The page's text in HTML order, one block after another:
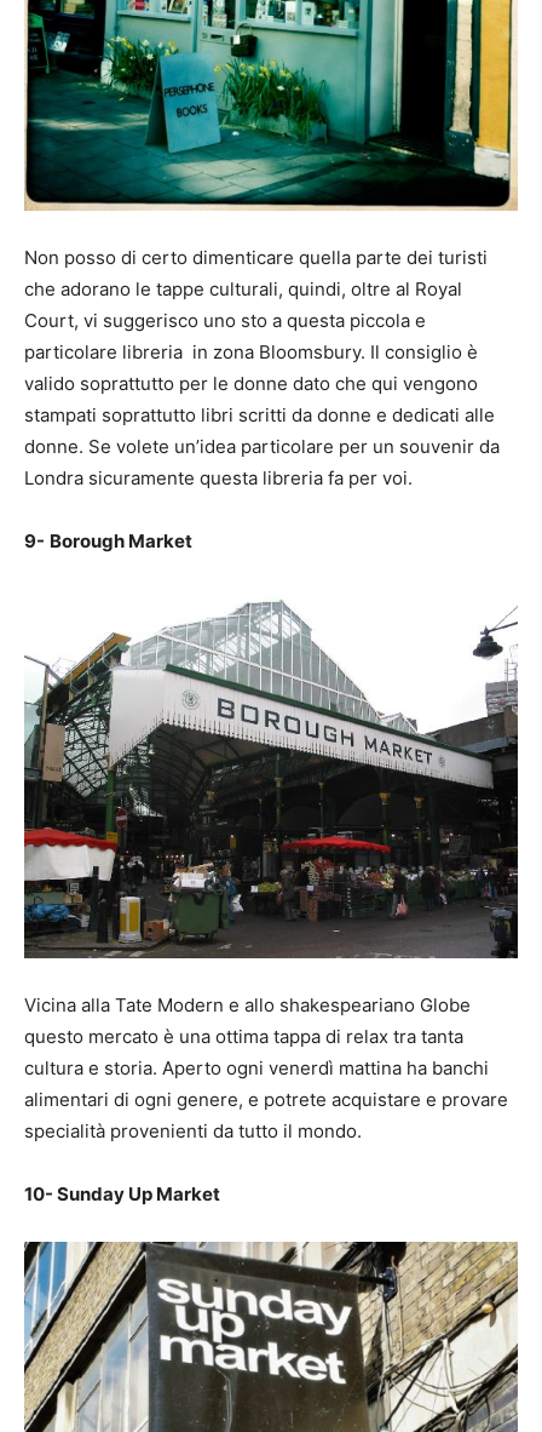
Non posso di certo dimenticare quella parte dei turisti
che adorano le tappe culturali, quindi, oltre al Royal
Court, vi suggerisco uno sto a questa piccola e
particolare libreria in zona Bloomsbury. Il consiglio è
valido soprattutto per le donne dato che qui vengono
stampati soprattutto libri scritti da donne e dedicati alle
donne. Se volete un’idea particolare per un souvenir da
Londra sicuramente questa libreria fa per voi.
9- Borough Market
Vicina alla Tate Modern e allo shakespeariano Globe
questo mercato è una ottima tappa di relax tra tanta
cultura e storia. Aperto ogni venerdì mattina ha banchi
alimentari di ogni genere, e potrete acquistare e provare
specialità provenienti da tutto il mondo.
10- Sunday Up Market